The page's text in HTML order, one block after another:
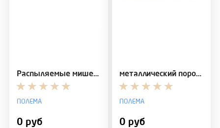
Распыляемые мишени и испаряемые катоды из различны…
ПОЛЕМА
0 руб
металлический порошок бронзы для порошковой металл…
ПОЛЕМА
0 руб